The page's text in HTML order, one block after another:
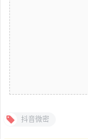
抖音微密